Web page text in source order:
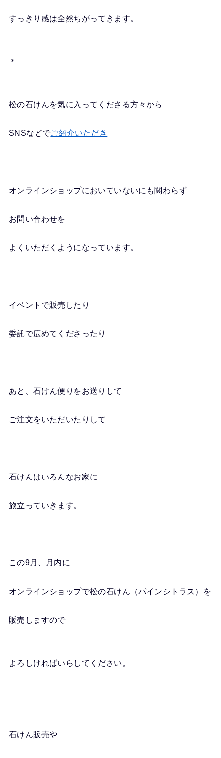
すっきり感は全然ちがってきます。
＊
松の石けんを気に入ってくださる方々から
SNSなどでご紹介いただき
オンラインショップにおいていないにも関わらず
お問い合わせを
よくいただくようになっています。
イベントで販売したり
委託で広めてくださったり
あと、石けん便りをお送りして
ご注文をいただいたりして
石けんはいろんなお家に
旅立っていきます。
この9月、月内に
オンラインショップで松の石けん（パインシトラス）を
販売しますので
よろしければいらしてください。
石けん販売や